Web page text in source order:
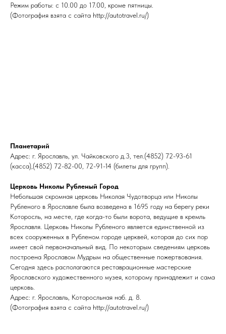
Режим работы: с 10.00 до 17.00, кроме пятницы.
(Фотография взята с сайта http://autotravel.ru/)
Планетарий
Адрес: г. Ярославль, ул. Чайковского д.3, тел.(4852) 72-93-61
(касса),(4852) 72-82-00, 72-91-14 (билеты для групп).
Церковь Николы Рубленый Город
Небольшая скромная церковь Николая Чудотворца или Николы
Рубленого в Ярославле была возведена в 1695 году на берегу реки
Которосль, на месте, где когда-то были ворота, ведущие в кремль
Ярославля. Церковь Николы Рубленого является единственной из
всех сооруженных в Рубленом городе церквей, которая до сих пор
имеет свой первоначальный вид. По некоторым сведениям церковь
построена Ярославом Мудрым на общественные пожертвования.
Сегодня здесь располагаются реставрационные мастерские
Ярославского художественного музея, которому принадлежит и сама
церковь.
Адрес: г. Ярославль, Которосльная наб. д. 8.
(Фотография взята с сайта http://autotravel.ru/)